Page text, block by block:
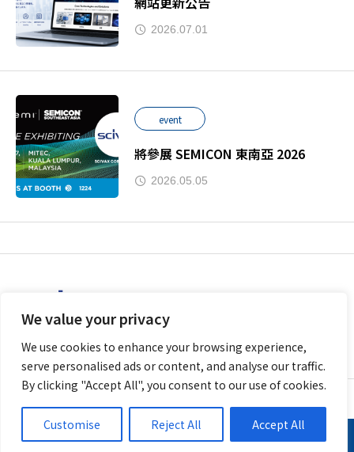
We value your privacy
We use cookies to enhance your browsing experience,
serve personalised ads or content, and analyse our traffic.
By clicking "Accept All", you consent to our use of cookies.
Customise Reject All Accept All
2026.07.01
event
將參展 SEMICON 東南亞 2026
2026.05.05
Copyright © 2026 SCIVAX Corporation. All Rights Reserved.